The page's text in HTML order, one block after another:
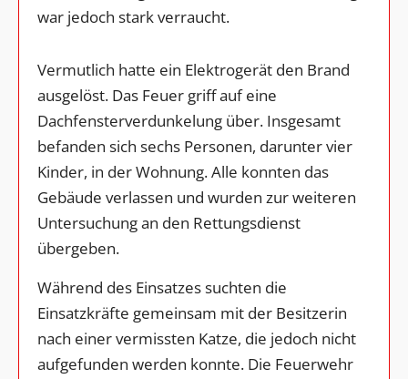
war jedoch stark verraucht.
Vermutlich hatte ein Elektrogerät den Brand
ausgelöst. Das Feuer griff auf eine
Dachfensterverdunkelung über. Insgesamt
befanden sich sechs Personen, darunter vier
Kinder, in der Wohnung. Alle konnten das
Gebäude verlassen und wurden zur weiteren
Untersuchung an den Rettungsdienst
übergeben.
Während des Einsatzes suchten die
Einsatzkräfte gemeinsam mit der Besitzerin
nach einer vermissten Katze, die jedoch nicht
aufgefunden werden konnte. Die Feuerwehr